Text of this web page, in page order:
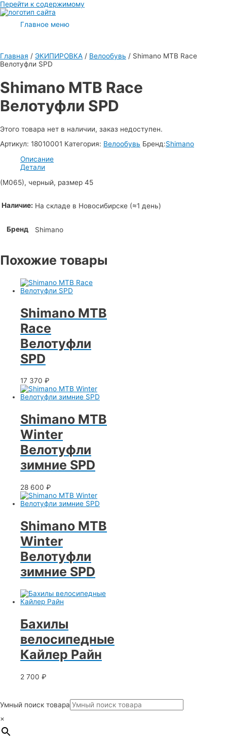
Перейти к содержимому
Главное меню
Главная / ЭКИПИРОВКА / Велообувь / Shimano MTB Race
Велотуфли SPD
Shimano MTB Race
Велотуфли SPD
Этого товара нет в наличии, заказ недоступен.
Артикул: 18010001 Категория: Велообувь Бренд:Shimano
Описание
Детали
(M065), черный, размер 45
Наличие: На складе в Новосибирске (≈1 день)
Бренд Shimano
Похожие товары
Shimano MTB
Race
Велотуфли
SPD
17 370 ₽
Shimano MTB
Winter
Велотуфли
зимние SPD
28 600 ₽
Shimano MTB
Winter
Велотуфли
зимние SPD
Бахилы
велосипедные
Кайлер Райн
2 700 ₽
Умный поиск товара
×